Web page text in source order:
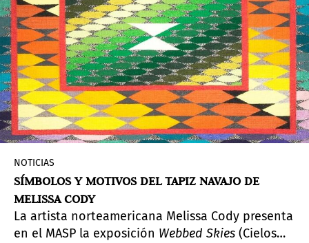
NOTICIAS
SÍMBOLOS Y MOTIVOS DEL TAPIZ NAVAJO DE
MELISSA CODY
La artista norteamericana Melissa Cody presenta
en el MASP la exposición Webbed Skies (Cielos